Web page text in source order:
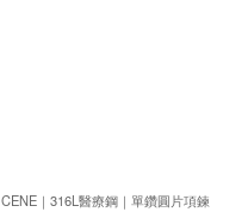
CENE｜316L醫療鋼｜單鑽圓片項鍊